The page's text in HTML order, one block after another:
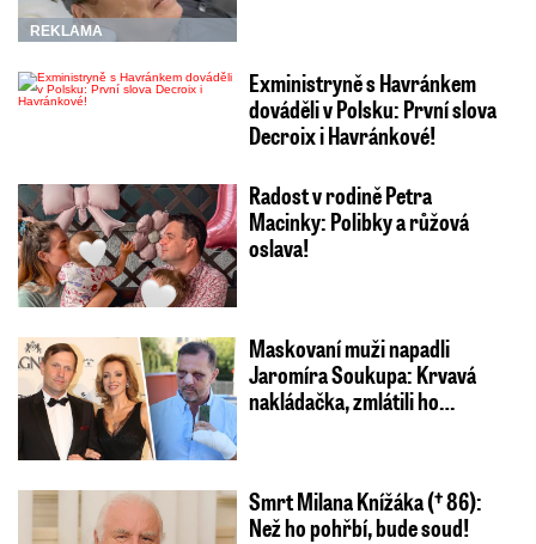
REKLAMA
Exministryně s Havránkem
dováděli v Polsku: První slova
Decroix i Havránkové!
Radost v rodině Petra
Macinky: Polibky a růžová
oslava!
Maskovaní muži napadli
Jaromíra Soukupa: Krvavá
nakládačka, zmlátili ho…
Smrt Milana Knížáka († 86):
Než ho pohřbí, bude soud!